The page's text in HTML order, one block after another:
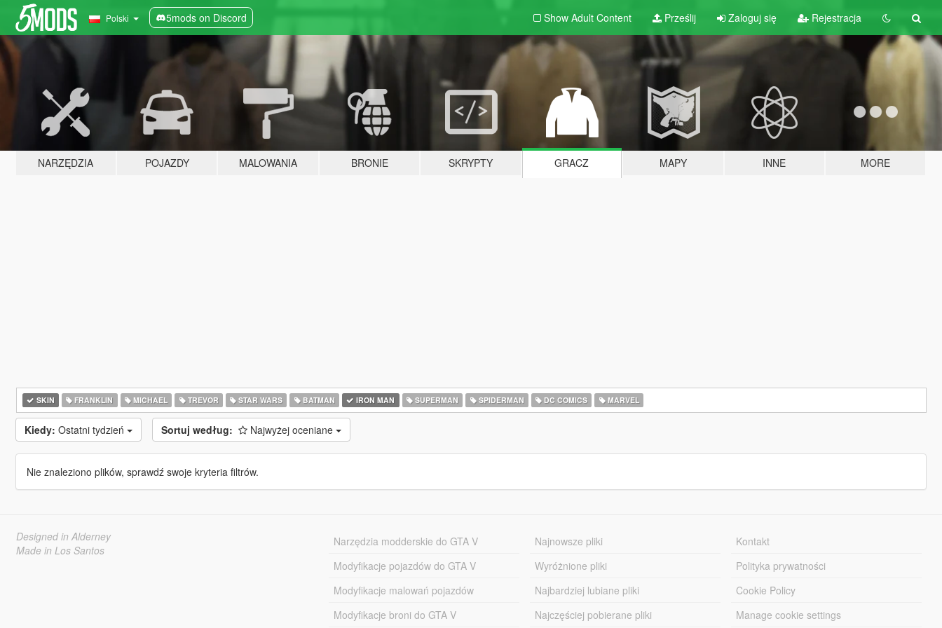
Polski 5mods on Discord Show Adult Content Prześlij Zaloguj się Rejestracja
NARZĘDZIA POJAZDY MALOWANIA BRONIE SKRYPTY GRACZ MAPY INNE MORE
SKIN FRANKLIN MICHAEL TREVOR STAR WARS BATMAN IRON MAN SUPERMAN SPIDERMAN DC COMICS MARVEL
Kiedy: Ostatni tydzień Sortuj według: Najwyżej oceniane
Nie znaleziono plików, sprawdź swoje kryteria filtrów.
Designed in Alderney
Made in Los Santos
Narzędzia modderskie do GTA V
Modyfikacje pojazdów do GTA V
Modyfikacje malowań pojazdów
Modyfikacje broni do GTA V
Najnowsze pliki
Wyróżnione pliki
Najbardziej lubiane pliki
Najczęściej pobierane pliki
Kontakt
Polityka prywatności
Cookie Policy
Manage cookie settings